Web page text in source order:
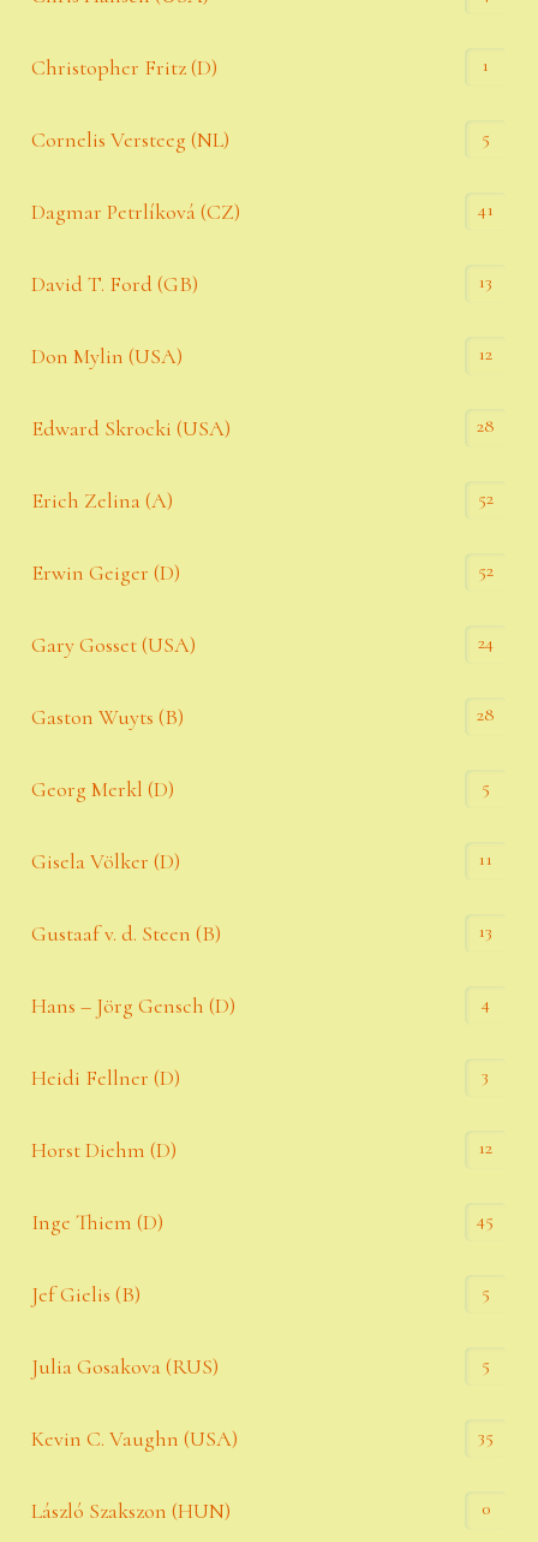
Christopher Fritz (D) 1
Cornelis Versteeg (NL) 5
Dagmar Petrlíková (CZ) 41
David T. Ford (GB) 13
Don Mylin (USA) 12
Edward Skrocki (USA) 28
Erich Zelina (A) 52
Erwin Geiger (D) 52
Gary Gosset (USA) 24
Gaston Wuyts (B) 28
Georg Merkl (D) 5
Gisela Völker (D) 11
Gustaaf v. d. Steen (B) 13
Hans – Jörg Gensch (D) 4
Heidi Fellner (D) 3
Horst Diehm (D) 12
Inge Thiem (D) 45
Jef Gielis (B) 5
Julia Gosakova (RUS) 5
Kevin C. Vaughn (USA) 35
László Szakszon (HUN) 0